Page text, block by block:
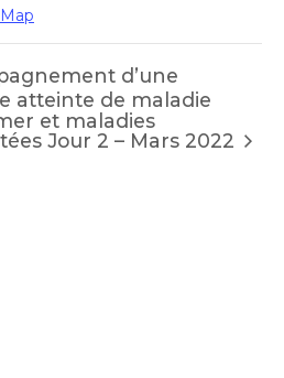
d’une
atteinte de maladie
et maladies
Jour 2 – Mars 2022